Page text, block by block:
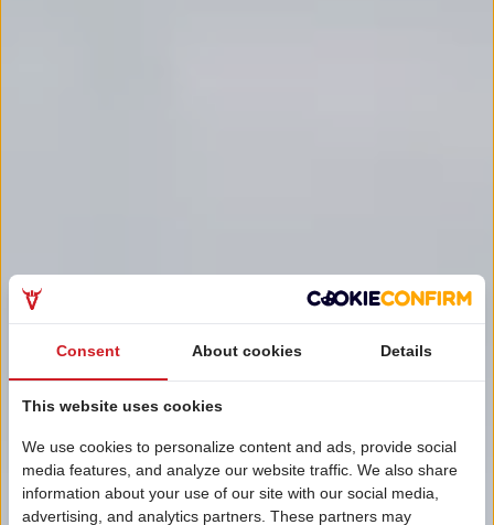
Consent About cookies Details
This website uses cookies
We use cookies to personalize content and ads, provide social
media features, and analyze our website traffic. We also share
information about your use of our site with our social media,
advertising, and analytics partners. These partners may